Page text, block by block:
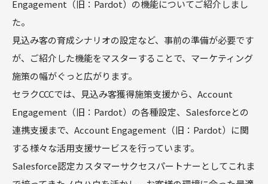
Engagement（旧：Pardot）の機能についてご紹介しまし
た。
見込み客の育成シナリオの設定など、事前の準備が必要です
が、ご紹介した機能をマスターすることで、マーケティング
施策の幅がぐっと広がります。
セラクCCCでは、見込み客獲得施策支援から、Account
Engagement（旧：Pardot）の各種設定、Salesforceとの
連携支援まで、Account Engagement（旧：Pardot）に関
する様々な活用支援サービスを行っています。
Salesforce認定カスタマーサクセスパートナーとしてこれま